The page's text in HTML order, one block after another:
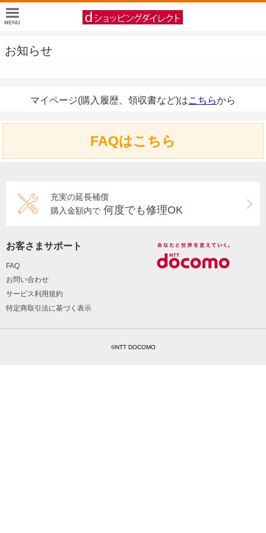
お知らせ
マイページ(購入履歴、領収書など)はこちらから
FAQはこちら
充実の延長補償
購入金額内で 何度でも修理OK
お客さまサポート
FAQ
お問い合わせ
サービス利用規約
特定商取引法に基づく表示
©NTT DOCOMO